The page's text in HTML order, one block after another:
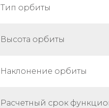
Тип орбиты
Высота орбиты
Наклонение орбиты
Расчетный срок